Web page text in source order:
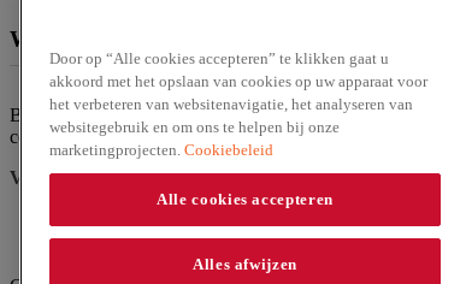
We zijn te verkrijgen bij
Ben jij op zoek naar een van onze producten? Bekijk dan
contact op met onzeklantenservice. Of bestel het product
Vraag?Zoek inveelgestelde vragenofneem contactmet
Door op “Alle cookies accepteren” te klikken gaat u
akkoord met het opslaan van cookies op uw apparaat voor
het verbeteren van websitenavigatie, het analyseren van
websitegebruik en om ons te helpen bij onze
marketingprojecten. Cookiebeleid
Alle cookies accepteren
Alles afwijzen